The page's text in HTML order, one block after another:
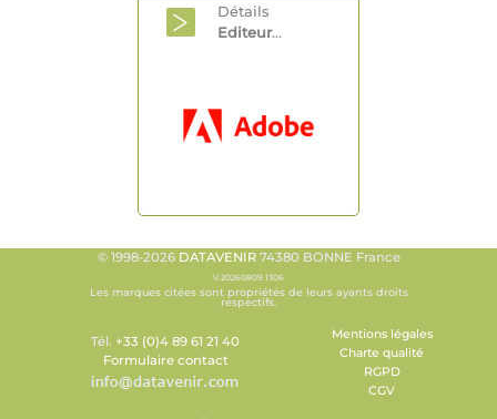
Détails
Editeur...
© 1998-2026 DATAVENIR74380 BONNE France
V.20260809.1306
Les marques citées sont propriétés de leurs ayants droits
respectifs.
Tél. +33 (0)4 89 61 21 40
Formulaire contact
Mentions légales
Charte qualité
RGPD
CGV